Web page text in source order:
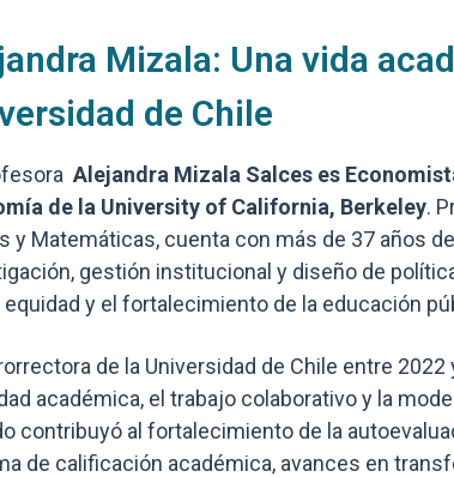
Mizala: Una vida
de Chile
Alejandra Mizala Salces es
de la University of California, Berkeley.
y Matemáticas, cuenta con más de 37 años
gestión institucional y diseño de
equidad y el fortalecimiento de la educación
de la Universidad de Chile entre
académica, el trabajo colaborativo y la
contribuyó al fortalecimiento de la
de calificación académica, avances en